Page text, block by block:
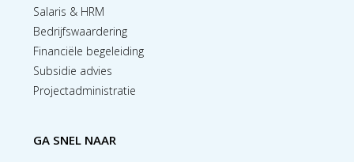
Salaris & HRM
Bedrijfswaardering
Financiële begeleiding
Subsidie advies
Projectadministratie
GA SNEL NAAR